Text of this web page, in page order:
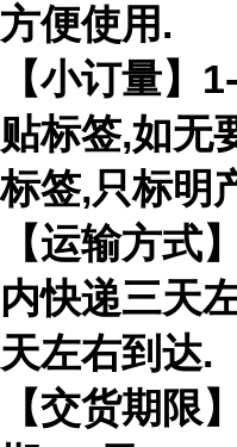
方便使用.
【小订量】
贴标签,如无
标签,只标明
【运输方式
内快递三天
天左右到达.
【交货期限